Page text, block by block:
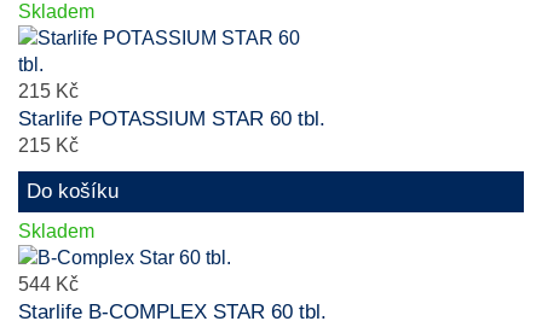
Skladem
215 Kč
Starlife POTASSIUM STAR 60 tbl.
215 Kč
Do košíku
Skladem
544 Kč
Starlife B-COMPLEX STAR 60 tbl.